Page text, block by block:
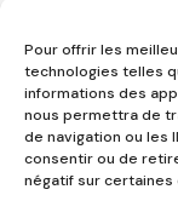
Pour offrir les
technologies telles
informations des
nous permettra de
de navigation ou les
consentir ou de
négatif sur
3 place